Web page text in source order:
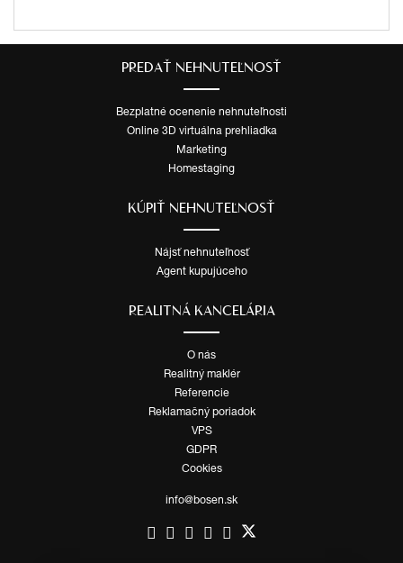
PREDAŤ NEHNUTEĽNOSŤ
Bezplatné ocenenie nehnuteľnosti
Online 3D virtuálna prehliadka
Marketing
Homestaging
KÚPIŤ NEHNUTEĽNOSŤ
Nájsť nehnuteľnosť
Agent kupujúceho
REALITNÁ KANCELÁRIA
O nás
Realitný maklér
Referencie
Reklamačný poriadok
VPS
GDPR
Cookies
info@bosen.sk